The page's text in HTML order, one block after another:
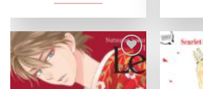
Ajouter
à la
wishlist